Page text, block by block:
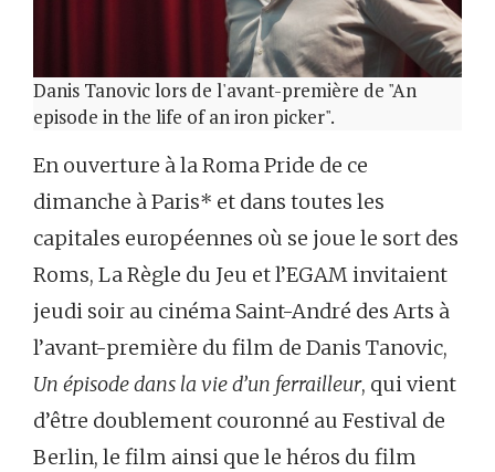
Danis Tanovic lors de l'avant-première de "An
episode in the life of an iron picker".
En ouverture à la Roma Pride de ce
dimanche à Paris* et dans toutes les
capitales européennes où se joue le sort des
Roms, La Règle du Jeu et l’EGAM invitaient
jeudi soir au cinéma Saint-André des Arts à
l’avant-première du film de Danis Tanovic,
Un épisode dans la vie d’un ferrailleur, qui vient
d’être doublement couronné au Festival de
Berlin, le film ainsi que le héros du film